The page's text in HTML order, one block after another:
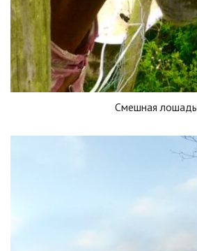
Смешная лошадь